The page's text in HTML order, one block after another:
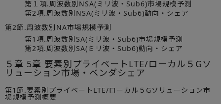
第１項.周波数別NSA(ミリ波・Sub6)市場規模予測
第2項.周波数別NSA(ミリ波・Sub6)動向・シェア
第2節.周波数別NA市場規模予測
第1項.周波数別SA(ミリ波・Sub6)市場規模予測
第2項.周波数別SA(ミリ波・Sub6)動向・シェア
５章 5章 要素別プライベートLTE/ローカル５Gソ
リューション市場・ベンダシェア
第1節.要素別プライベートLTE/ローカル５Gソリューション市
場規模予測概要